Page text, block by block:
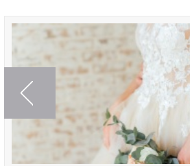
Previous